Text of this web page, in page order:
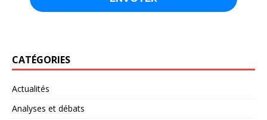
CATÉGORIES
Actualités
Analyses et débats